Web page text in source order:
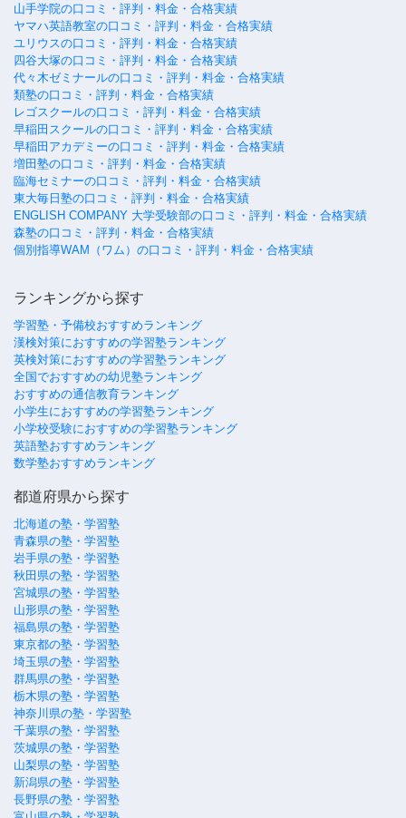
山手学院の口コミ・評判・料金・合格実績
ヤマハ英語教室の口コミ・評判・料金・合格実績
ユリウスの口コミ・評判・料金・合格実績
四谷大塚の口コミ・評判・料金・合格実績
代々木ゼミナールの口コミ・評判・料金・合格実績
類塾の口コミ・評判・料金・合格実績
レゴスクールの口コミ・評判・料金・合格実績
早稲田スクールの口コミ・評判・料金・合格実績
早稲田アカデミーの口コミ・評判・料金・合格実績
増田塾の口コミ・評判・料金・合格実績
臨海セミナーの口コミ・評判・料金・合格実績
東大毎日塾の口コミ・評判・料金・合格実績
ENGLISH COMPANY 大学受験部の口コミ・評判・料金・合格実績
森塾の口コミ・評判・料金・合格実績
個別指導WAM（ワム）の口コミ・評判・料金・合格実績
ランキングから探す
学習塾・予備校おすすめランキング
漢検対策におすすめの学習塾ランキング
英検対策におすすめの学習塾ランキング
全国でおすすめの幼児塾ランキング
おすすめの通信教育ランキング
小学生におすすめの学習塾ランキング
小学校受験におすすめの学習塾ランキング
英語塾おすすめランキング
数学塾おすすめランキング
都道府県から探す
北海道の塾・学習塾
青森県の塾・学習塾
岩手県の塾・学習塾
秋田県の塾・学習塾
宮城県の塾・学習塾
山形県の塾・学習塾
福島県の塾・学習塾
東京都の塾・学習塾
埼玉県の塾・学習塾
群馬県の塾・学習塾
栃木県の塾・学習塾
神奈川県の塾・学習塾
千葉県の塾・学習塾
茨城県の塾・学習塾
山梨県の塾・学習塾
新潟県の塾・学習塾
長野県の塾・学習塾